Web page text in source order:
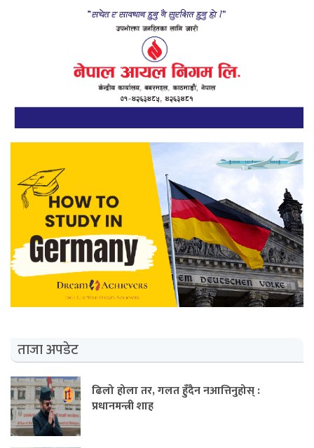
ताजा अपडेट
ढिलो होला तर, गलत हुँदैन नआत्तिनुहोस् :
प्रधानमन्त्री शाह